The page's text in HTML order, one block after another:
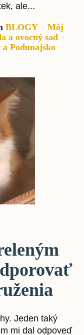
ale...
BLOGY
Môj
a ovocný sad
Podunajsko
Jeden taký
mi dal odpoveď